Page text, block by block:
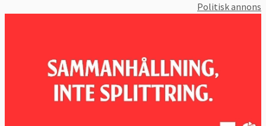
Politisk annons